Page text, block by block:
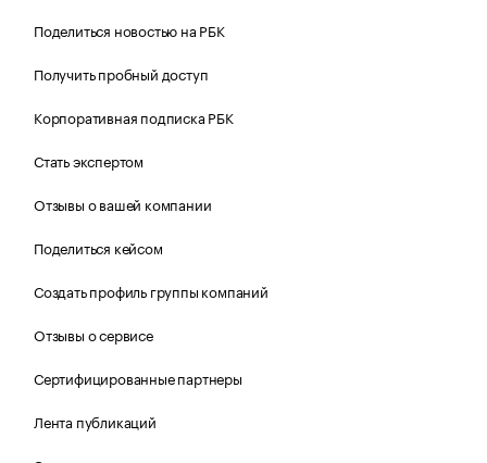
Поделиться новостью на РБК
Получить пробный доступ
Корпоративная подписка РБК
Стать экспертом
Отзывы о вашей компании
Поделиться кейсом
Создать профиль группы компаний
Отзывы о сервисе
Сертифицированные партнеры
Лента публикаций